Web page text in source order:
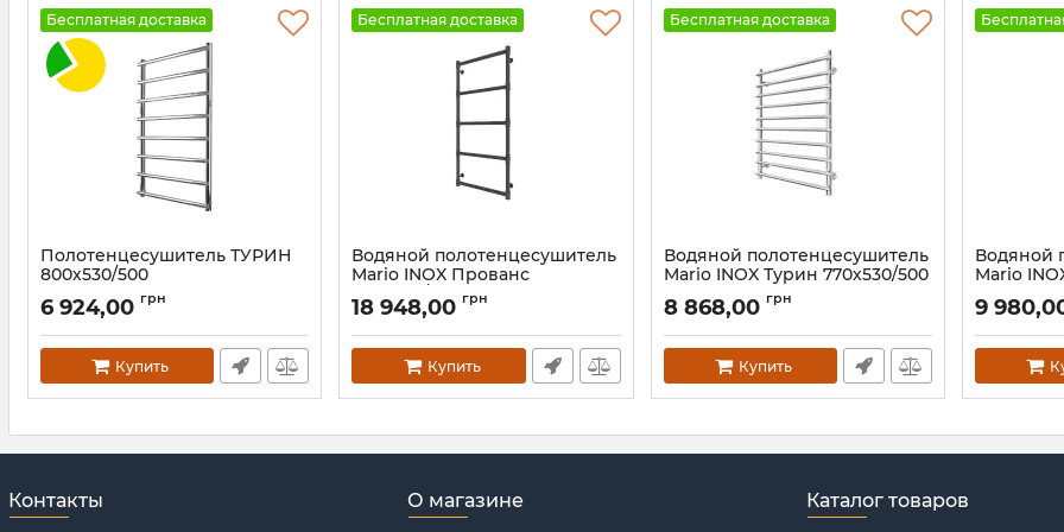
Бесплатная доставка
Полотенцесушитель ТУРИН
800х530/500
Артикул: 1.1.4506.01.P
6 924,00 грн
Купить
Бесплатная доставка
Водяной полотенцесушитель
Mario INOX Прованс
1170х538/500 графит
Артикул:1.7.044604.P-GR
18 948,00 грн
Купить
Бесплатная доставка
Водяной полотенцесушитель
Mario INOX Турин 770х530/500
черный мат
Артикул:1.8.044621.P-BM
8 868,00 грн
Купить
Водяной
Mario
золото
Артикул:
9
Контакты О магазине Каталог товаров